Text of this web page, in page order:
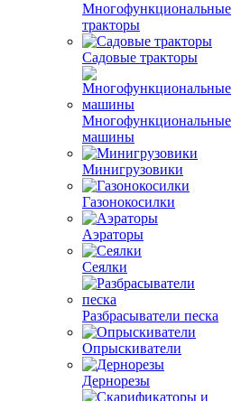
Многофункциональные
тракторы
Садовые тракторы
Многофункциональные
машины
Минигрузовики
Газонокосилки
Аэраторы
Сеялки
Разбрасыватели песка
Опрыскиватели
Дернорезы